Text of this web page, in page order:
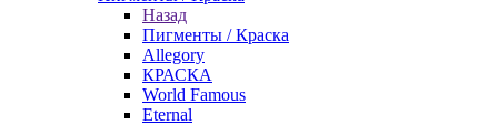
Назад
Пигменты / Краска
Allegory
КРАСКА
World Famous
Eternal